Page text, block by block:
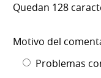
Quedan 128
Motivo del
Problemas